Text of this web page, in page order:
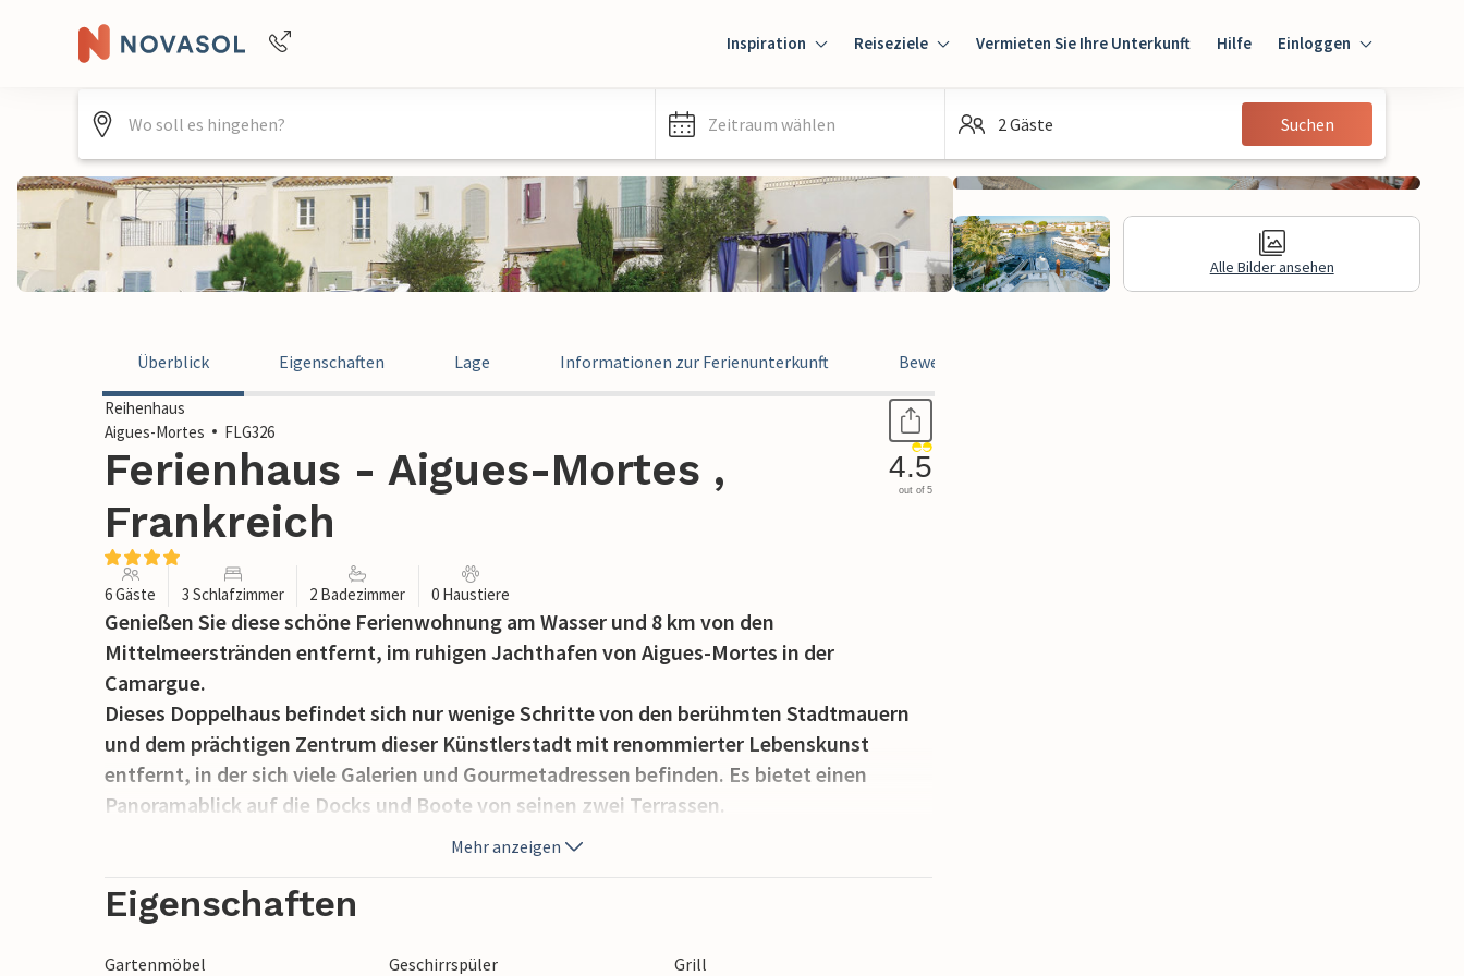
Inspiration Reiseziele Vermieten Sie Ihre Unterkunft Hilfe Einloggen
Einloggen
Gast
Zeitraum wählen 2 Gäste Suchen
Alle Bilder ansehen
Überblick Eigenschaften Lage Informationen zur Ferienunterkunft Bewertungen
Reihenhaus
Aigues-Mortes
FLG326
Ferienhaus - Aigues-Mortes ,
Frankreich
4.5
out of 5
6 Gäste 3 Schlafzimmer 2 Badezimmer 0 Haustiere
Genießen Sie diese schöne Ferienwohnung am Wasser und 8 km von den
Mittelmeerstränden entfernt, im ruhigen Jachthafen von Aigues-Mortes in der
Camargue.
Dieses Doppelhaus befindet sich nur wenige Schritte von den berühmten Stadtmauern
und dem prächtigen Zentrum dieser Künstlerstadt mit renommierter Lebenskunst
entfernt, in der sich viele Galerien und Gourmetadressen befinden. Es bietet einen
Panoramablick auf die Docks und Boote von seinen zwei Terrassen.
Die Wohnzimmer befinden sich auf der ersten und zweiten Ebene, im Erdgeschoss
befindet sich eine private Garage. Diese hübsche Ferienwohnung ist hell und mit großer
Raffinesse eingerichtet und verfügt über 3 Schlafzimmer und 2 Badezimmer im ersten
Stock. Im zweiten Stock befindet sich das angenehme Wohnzimmer und die offene
Küche. Jede dieser Etagen verfügt über eine Panoramaterrasse, die mit hochwertigen
Mehr anzeigen
Eigenschaften
Gartenmöbel Geschirrspüler
Grill